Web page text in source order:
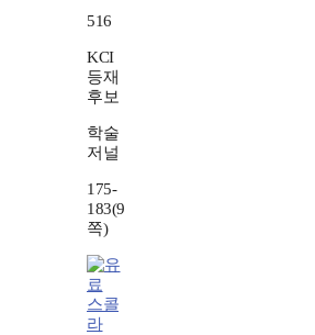
516
KCI
등재
후보
학술
저널
175-
183(9
쪽)
스콜
라